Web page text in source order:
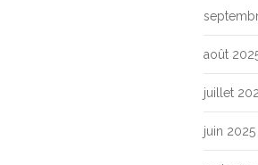
août
juillet
juin 2025